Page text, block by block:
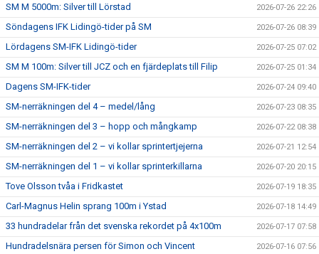
SM M 5000m: Silver till Lörstad 2026-07-26 22:26
Söndagens IFK Lidingö-tider på SM 2026-07-26 08:39
Lördagens SM-IFK Lidingö-tider 2026-07-25 07:02
SM M 100m: Silver till JCZ och en fjärdeplats till Filip 2026-07-25 01:34
Dagens SM-IFK-tider 2026-07-24 09:40
SM-nerräkningen del 4 – medel/lång 2026-07-23 08:35
SM-nerräkningen del 3 – hopp och mångkamp 2026-07-22 08:38
SM-nerräkningen del 2 – vi kollar sprintertjejerna 2026-07-21 12:54
SM-nerräkningen del 1 – vi kollar sprinterkillarna 2026-07-20 20:15
Tove Olsson tvåa i Fridkastet 2026-07-19 18:35
Carl-Magnus Helin sprang 100m i Ystad 2026-07-18 14:49
33 hundradelar från det svenska rekordet på 4x100m 2026-07-17 07:58
Hundradelsnära persen för Simon och Vincent 2026-07-16 07:56